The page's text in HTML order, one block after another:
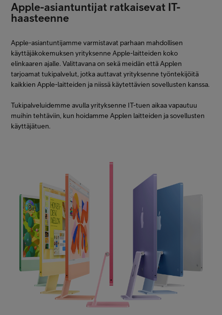
Apple-asiantuntijat ratkaisevat IT-
haasteenne
Apple-asiantuntijamme varmistavat parhaan mahdollisen
käyttäjäkokemuksen yrityksenne Apple-laitteiden koko
elinkaaren ajalle. Valittavana on sekä meidän että Applen
tarjoamat tukipalvelut, jotka auttavat yrityksenne työntekijöitä
kaikkien Apple-laitteiden ja niissä käytettävien sovellusten kanssa.
Tukipalveluidemme avulla yrityksenne IT-tuen aikaa vapautuu
muihin tehtäviin, kun hoidamme Applen laitteiden ja sovellusten
käyttäjätuen.